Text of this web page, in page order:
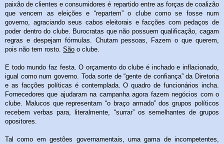
paixão de clientes e consumidores é repartido entre as forças de coalizão
que vencem as eleições e “repartem” o clube como se fosse num
governo, agraciando seus cabos eleitorais e facções com pedaços de
poder dentro do clube. Burocratas que não possuem qualificação, cagam
regras e despejam fórmulas. Chutam pessoas, Fazem o que querem,
pois não tem rosto. São o clube.
E todo mundo faz festa. O orçamento do clube é inchado e inflacionado,
igual como num governo. Toda sorte de “gente de confiança” da Diretoria
e as facções políticas é contemplada. O quadro de funcionários incha.
Fornecedores que ajudaram na campanha agora fazem negócios com o
clube. Malucos que representam “o braço armado” dos grupos políticos
recebem verbas para, literalmente, “surrar” os semelhantes de grupos
opositores.
Tal como em gestões governamentais, uma gama de incompetentes,